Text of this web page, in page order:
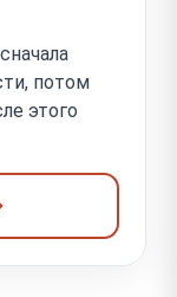
сначала
потом
этого